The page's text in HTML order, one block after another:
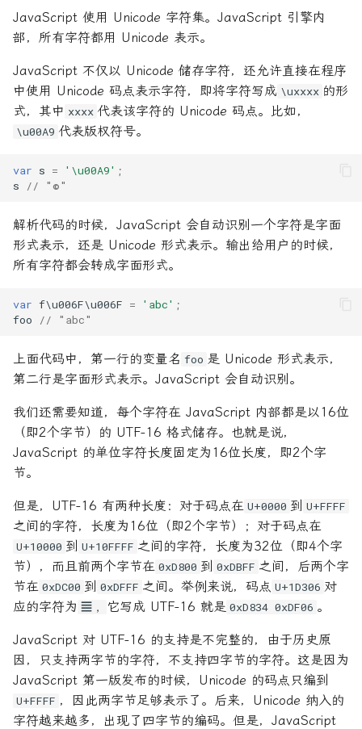
JavaScript 使用 Unicode 字符集。JavaScript 引擎内
部，所有字符都用 Unicode 表示。
JavaScript 不仅以 Unicode 储存字符，还允许直接在程序
中使用 Unicode 码点表示字符，即将字符写成 \uxxxx 的形
式，其中 xxxx 代表该字符的 Unicode 码点。比如，
\u00A9 代表版权符号。
var s = '\u00A9' ;
s
// "©"
解析代码的时候，JavaScript 会自动识别一个字符是字面
形式表示，还是 Unicode 形式表示。输出给用户的时候，
所有字符都会转成字面形式。
var f\u006F\u006F = 'abc' ;
foo
// "abc"
上面代码中，第一行的变量名 foo 是 Unicode 形式表示，
第二行是字面形式表示。JavaScript 会自动识别。
我们还需要知道，每个字符在 JavaScript 内部都是以16位
（即2个字节）的 UTF-16 格式储存。也就是说，
JavaScript 的单位字符长度固定为16位长度，即2个字
节。
但是，UTF-16 有两种长度：对于码点在 U+0000 到 U+FFFF
之间的字符，长度为16位（即2个字节）；对于码点在
U+10000 到 U+10FFFF 之间的字符，长度为32位（即4个字
节），而且前两个字节在 0xD800 到 0xDBFF 之间，后两个字
节在 0xDC00 到 0xDFFF 之间。举例来说，码点 U+1D306 对
应的字符为 𝌆， 它写成 UTF-16 就是 0xD834 0xDF06 。
JavaScript 对 UTF-16 的支持是不完整的，由于历史原
因，只支持两字节的字符，不支持四字节的字符。这是因为
JavaScript 第一版发布的时候，Unicode 的码点只编到
U+FFFF ，因此两字节足够表示了。后来，Unicode 纳入的
字符越来越多，出现了四字节的编码。但是，JavaScript